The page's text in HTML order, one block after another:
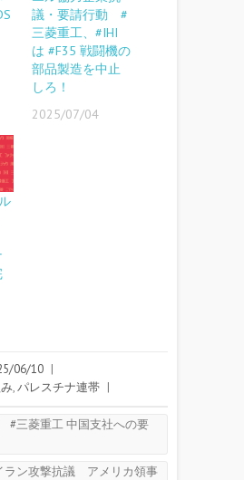
議・要請行動 #
三菱重工、#IHI
は #F35 戦闘機の
部品製造を中止
しろ！
2025/07/04
06/10 |
,パレスチナ連帯 |
#三菱重工 中国支社への要
ラン攻撃抗議 アメリカ領事